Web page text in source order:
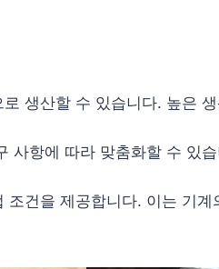
생산할 수 있습니다. 높은
사항에 따라 맞춤화할 수 있
건을 제공합니다. 이는 기